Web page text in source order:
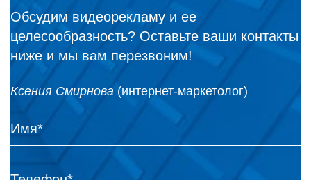
Обсудим видеорекламу и ее
целесообразность? Оставьте ваши контакты
ниже и мы вам перезвоним!
Ксения Смирнова (интернет-маркетолог)